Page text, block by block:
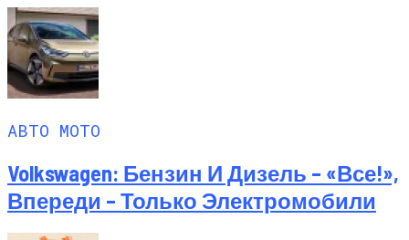
АВТО МОТО
Volkswagen: Бензин И Дизель – «все!»,
Впереди – Только Электромобили